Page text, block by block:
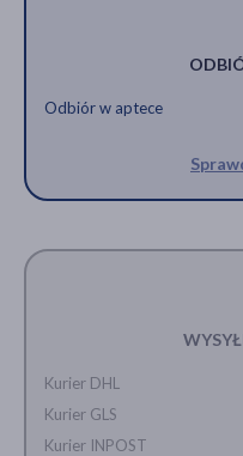
Odbiór w aptece
Kurier DHL
Kurier GLS
Kurier INPOST